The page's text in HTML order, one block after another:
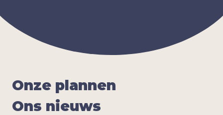
Onze plan­nen
Ons nieuws